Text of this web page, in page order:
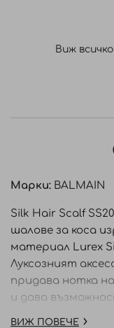
Виж
Марки: BALMAIN
Silk Hair Scalf
шалове за коса
материал Lurex
Луксозният
придава нотка
и дава
ВИЖ ПОВЕЧЕ